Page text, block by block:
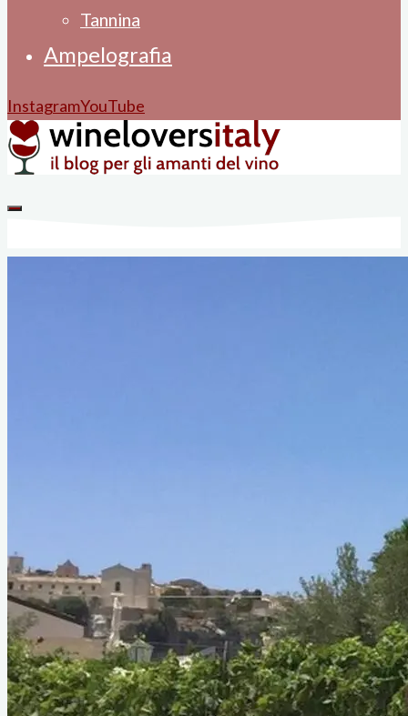
Tannina
Ampelografia
InstagramYouTube
Tannina
Ampelografia